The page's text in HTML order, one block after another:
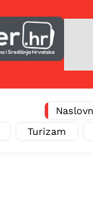
Turizam